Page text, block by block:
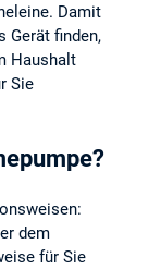
Damit
Gerät finden,
Haushalt
Sie
dem
für Sie